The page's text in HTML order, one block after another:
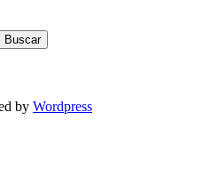
Buscar
by Wordpress